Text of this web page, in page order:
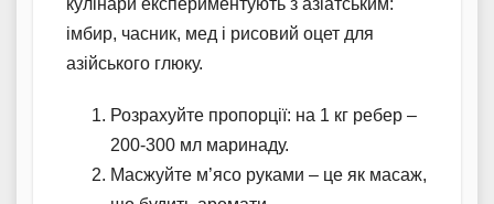
кулінари експериментують з азіатським:
імбир, часник, мед і рисовий оцет для
азійського глюку.
Розрахуйте пропорції: на 1 кг ребер –
200-300 мл маринаду.
Масжуйте м’ясо руками – це як масаж,